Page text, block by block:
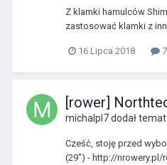
Z klamki hamulców
zastosować klamki z
16 Lipca 2018
[rower]
michalpl7dodał
Cześć, stoję przed
(29") - http://nrowery.pl/